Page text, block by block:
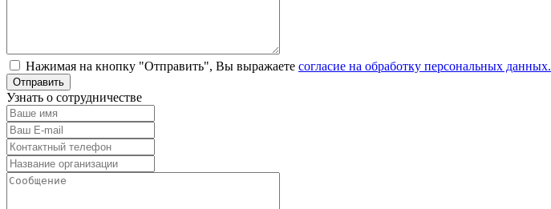
Нажимая на кнопку "Отправить", Вы выражаете согласие на обработку персональных данных.
Узнать о сотрудничестве